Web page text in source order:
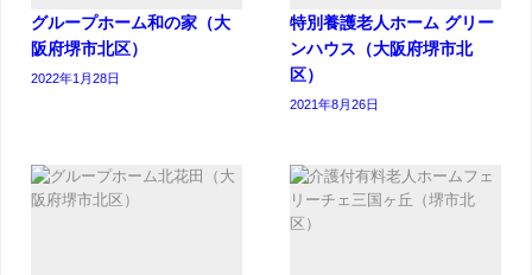
グループホーム和の家（大
阪府堺市北区）
2022年1月28日
特別養護老人ホーム グリー
ンハウス（大阪府堺市北
区）
2021年8月26日